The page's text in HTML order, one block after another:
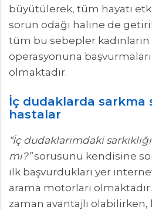
büyütülerek, tüm hayatı
sorun odağı haline de
tüm bu sebepler
operasyonuna
olmaktadır.
İç dudaklarda sarkma
hastalar
“İç dudaklarımdaki
mı?”sorusunu kendisine
ilk başvurdukları yer
arama motorları
zaman avantajlı